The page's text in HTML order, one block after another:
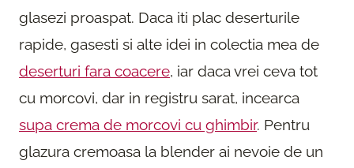
glasezi proaspat. Daca iti plac deserturile
rapide, gasesti si alte idei in colectia mea de
deserturi fara coacere, iar daca vrei ceva tot
cu morcovi, dar in registru sarat, incearca
supa crema de morcovi cu ghimbir. Pentru
glazura cremoasa la blender ai nevoie de un